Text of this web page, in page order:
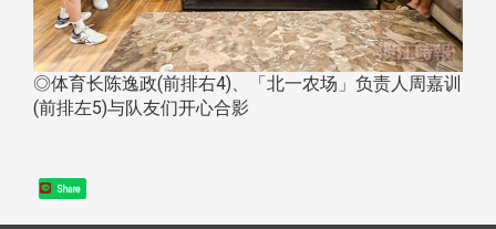
◎体育长陈逸政(前排右4)、「北一农场」负责人周嘉训
(前排左5)与队友们开心合影
Share